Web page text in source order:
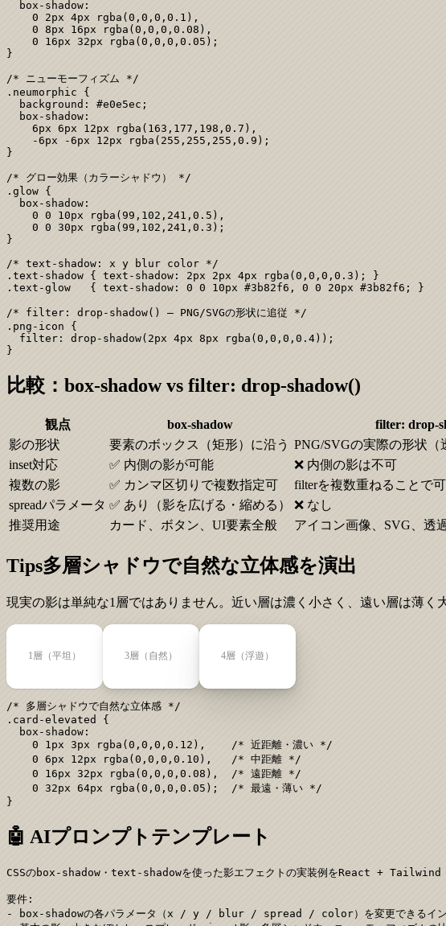
  box-shadow:
    0 2px 4px rgba(0,0,0,0.1),
    0 8px 16px rgba(0,0,0,0.08),
    0 16px 32px rgba(0,0,0,0.05);
}
/* ニューモーフィズム */
.neumorphic {
  background: #e0e5ec;
  box-shadow:
    6px 6px 12px rgba(163,177,198,0.7),
    -6px -6px 12px rgba(255,255,255,0.9);
}
/* グロー効果（カラーシャドウ） */
.glow {
  box-shadow:
    0 0 10px rgba(99,102,241,0.5),
    0 0 30px rgba(99,102,241,0.3);
}
/* text-shadow: x y blur color */
.text-shadow { text-shadow: 2px 2px 4px rgba(0,0,0,0.3); }
.text-glow   { text-shadow: 0 0 10px #3b82f6, 0 0 20px #3b82f6; }
/* filter: drop-shadow() — PNG/SVGの形状に追従 */
.png-icon {
  filter: drop-shadow(2px 4px 8px rgba(0,0,0,0.4));
}
比較：box-shadow vs filter: drop-shadow()
観点 box-shadow
filter: drop-
影の形状
要素のボックス（矩形）に沿う PNG/SVGの実際の形状（
inset対応
✅ 内側の影が可能
❌ 内側の影は不可
複数の影
✅ カンマ区切りで複数指定可
filterを複数重ねることで
spreadパラメータ ✅ あり（影を広げる・縮める）
❌ なし
推奨用途
カード、ボタン、UI要素全般 アイコン画像、SVG、透
Tips多層シャドウで自然な立体感を演出
現実の影は単純な1層ではありません。近い層は濃く小さく、遠い層は薄
1層（平坦） 3層（自然） 4層（浮遊）
/* 多層シャドウで自然な立体感 */
.card-elevated {
  box-shadow:
    0 1px 3px rgba(0,0,0,0.12),    /* 近距離・濃い */
    0 6px 12px rgba(0,0,0,0.10),   /* 中距離 */
    0 16px 32px rgba(0,0,0,0.08),  /* 遠距離 */
    0 32px 64px rgba(0,0,0,0.05);  /* 最遠・薄い */
}
🤖 AIプロンプトテンプレート
CSSのbox-shadow・text-shadowを使った影エフェクトの実装例をReact + Tailwind
要件:
- box-shadowの各パラメータ（x / y / blur / spread / color）を変更できるインタ